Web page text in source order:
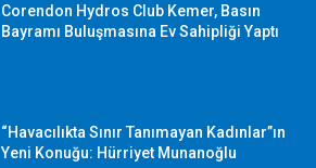
Corendon Hydros Club Kemer, Basın
Bayramı Buluşmasına Ev Sahipliği Yaptı
“Havacılıkta Sınır Tanımayan Kadınlar”ın
Yeni Konuğu: Hürriyet Munanoğlu